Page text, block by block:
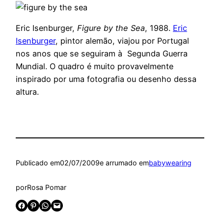
Eric Isenburger, Figure by the Sea, 1988. Eric
Isenburger, pintor alemão, viajou por Portugal
nos anos que se seguiram à Segunda Guerra
Mundial. O quadro é muito provavelmente
inspirado por uma fotografia ou desenho dessa
altura.
Publicado em02/07/2009e arrumado embabywearing
porRosa Pomar
Share on Facebook Share on Pinterest Share on WhatsApp Email this Page